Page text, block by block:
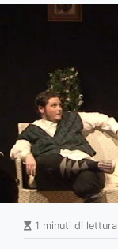
1 minuti di lettura